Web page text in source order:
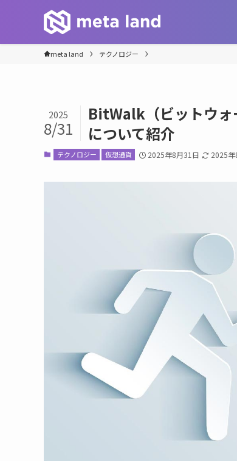
meta land テクノロジー
BitWalk（ビットウォ
について紹介
2025
8/31
テクノロジー 仮想通貨 2025年8月31日 2025